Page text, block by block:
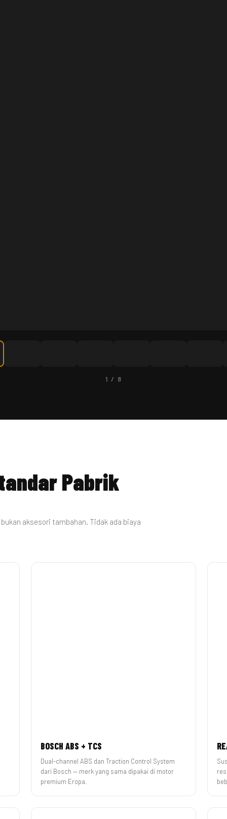
1 / 8
Pabrik
aksesori tambahan. Tidak ada biaya
BOSCH ABS + TCS
Dual-channel ABS dan Traction Control System
dari Bosch — merk yang sama dipakai di motor
premium Eropa.